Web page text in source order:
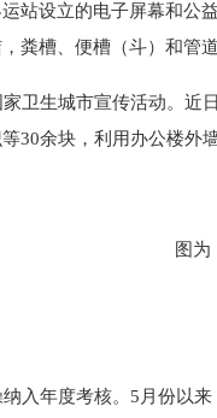
站设立的电子屏幕和公
粪槽、便槽（斗）和管
卫生城市宣传活动。近
30余块，利用办公楼外
图
入年度考核。5月份以